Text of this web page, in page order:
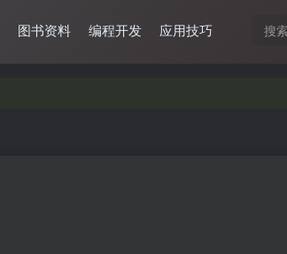
图书资料 编程开发 应用技巧